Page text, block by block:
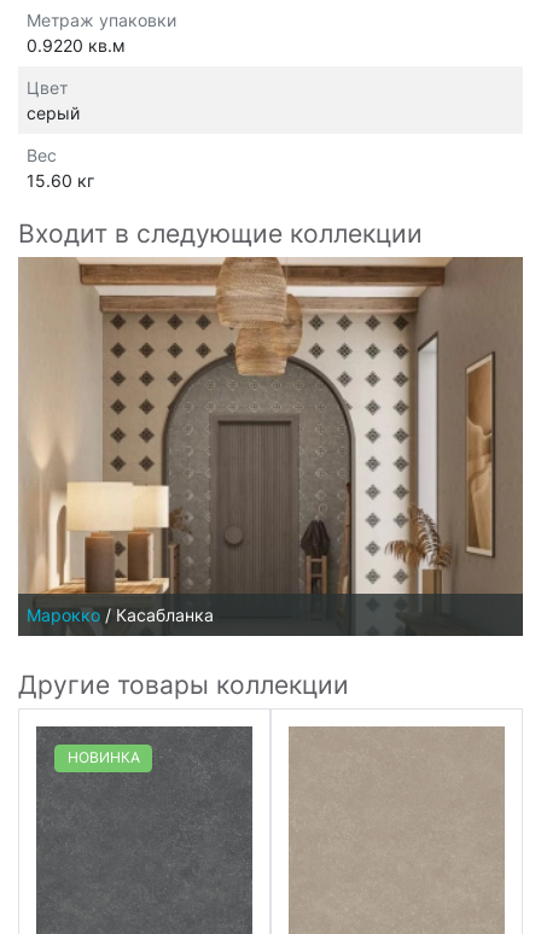
Метраж упаковки
0.9220 кв.м
Цвет
серый
Вес
15.60 кг
Входит в следующие коллекции
Марокко / Касабланка
Другие товары коллекции
НОВИНКА